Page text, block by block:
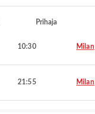
Prihaja
10:30 Milan
21:55 Milan